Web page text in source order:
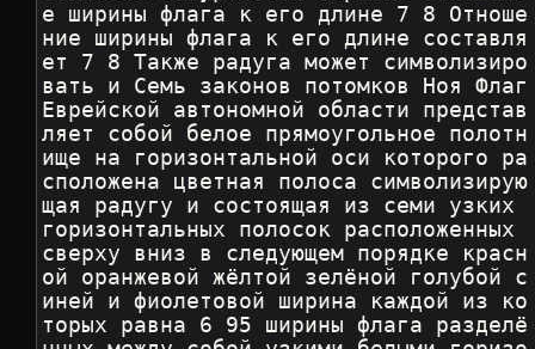
е ширины флага к его длине 7 8 Отноше
ние ширины флага к его длине составля
ет 7 8 Также радуга может символизиро
вать и Семь законов потомков Ноя Флаг
Еврейской автономной области представ
ляет собой белое прямоугольное полотн
ище на горизонтальной оси которого ра
сположена цветная полоса символизирую
щая радугу и состоящая из семи узких
горизонтальных полосок расположенных
сверху вниз в следующем порядке красн
ой оранжевой жёлтой зелёной голубой с
иней и фиолетовой ширина каждой из ко
торых равна 6 95 ширины флага разделё